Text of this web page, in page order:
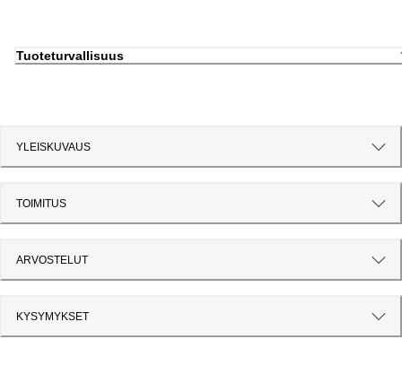
Tuoteturvallisuus
YLEISKUVAUS
TOIMITUS
ARVOSTELUT
KYSYMYKSET